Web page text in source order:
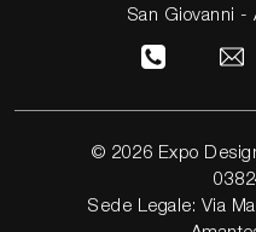
San Giovanni -
© 2026 Expo
Sede Legale: Via